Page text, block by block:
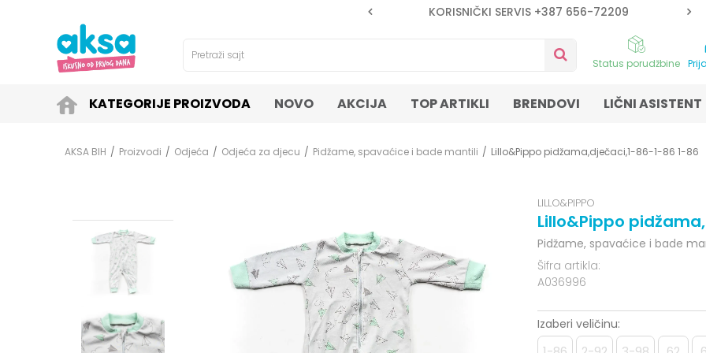
KORISNIČKI SERVIS +387 656-72209
Pretraži sajt
Status porudžbine
KATEGORIJE PROIZVODA NOVO AKCIJA TOP ARTIKLI BRENDOVI LIČNI ASISTENT
AKSA BIH Proizvodi Odjeća Odjeća za djecu Pidžame, spavaćice i bade mantili Lillo&Pippo pidžama,dječaci,1-86-1-86 1-86
LILLO&PIPPO
Lillo&Pippo
Pidžame, spavaćice i bade
Šifra artikla:
A036996
Izaberi veličinu: